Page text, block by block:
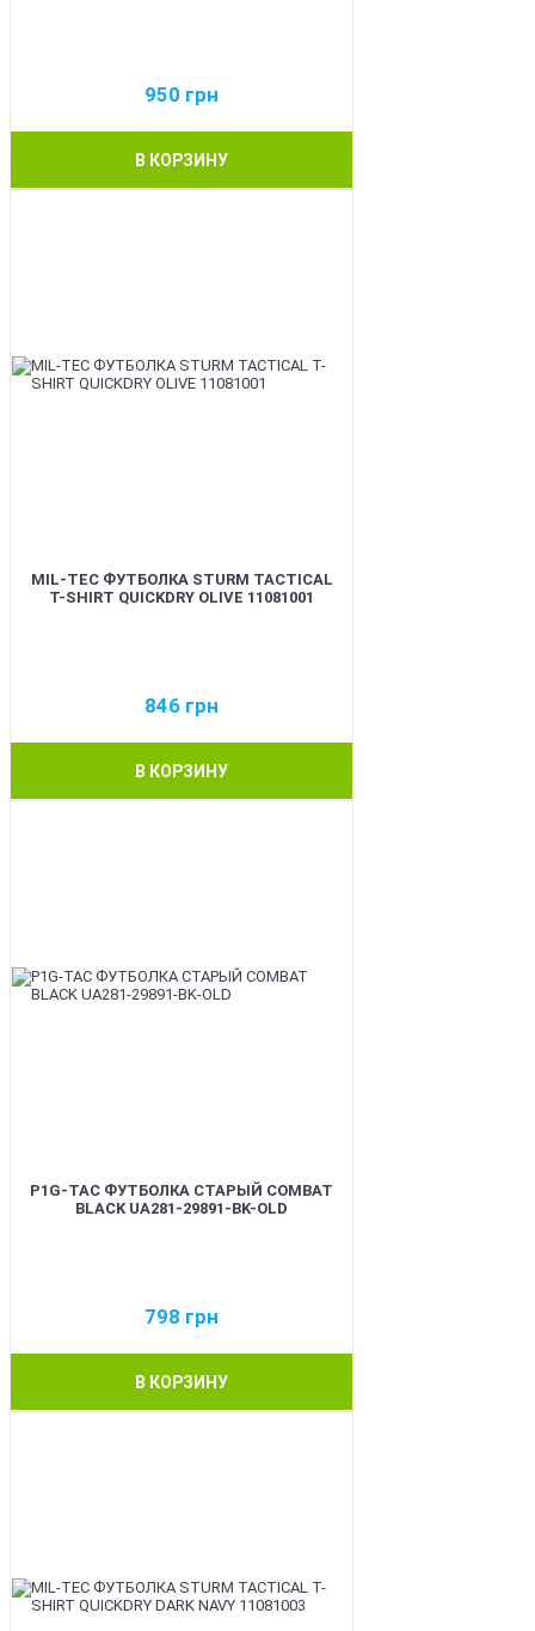
950 грн
В КОРЗИНУ
MIL-TEC ФУТБОЛКА STURM TACTICAL
T-SHIRT QUICKDRY OLIVE 11081001
846 грн
В КОРЗИНУ
P1G-TAC ФУТБОЛКА СТАРЫЙ COMBAT
BLACK UA281-29891-BK-OLD
798 грн
В КОРЗИНУ